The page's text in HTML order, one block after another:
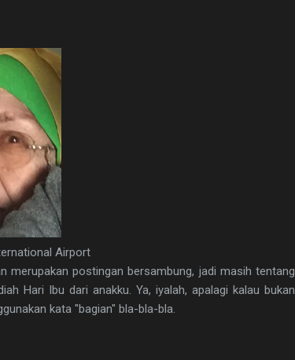
Airport
merupakan postingan bersambung, jadi masih tentang
Hari Ibu dari anakku. Ya, iyalah, apalagi kalau bukan
kata "bagian" bla-bla-bla.